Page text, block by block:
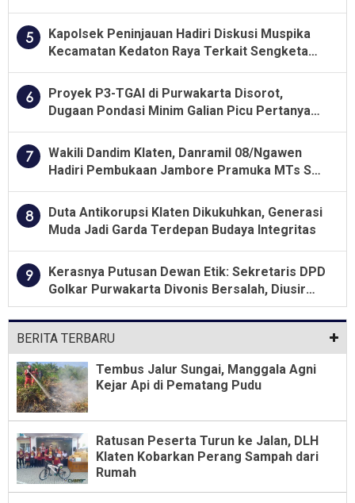
5
Kapolsek Peninjauan Hadiri Diskusi Muspika
Kecamatan Kedaton Raya Terkait Sengketa
6
Proyek P3-TGAI di Purwakarta Disorot,
Dugaan Pondasi Minim Galian Picu Pertanyaan
7
Wakili Dandim Klaten, Danramil 08/Ngawen
Hadiri Pembukaan Jambore Pramuka MTs Se-
8
Duta Antikorupsi Klaten Dikukuhkan, Generasi
Muda Jadi Garda Terdepan Budaya Integritas
9
Kerasnya Putusan Dewan Etik: Sekretaris DPD
Golkar Purwakarta Divonis Bersalah, Diusir
Dari Jabatan Selama Empat Tahun
BERITA TERBARU
Tembus Jalur Sungai, Manggala Agni
Kejar Api di Pematang Pudu
Ratusan Peserta Turun ke Jalan, DLH
Klaten Kobarkan Perang Sampah dari
Rumah